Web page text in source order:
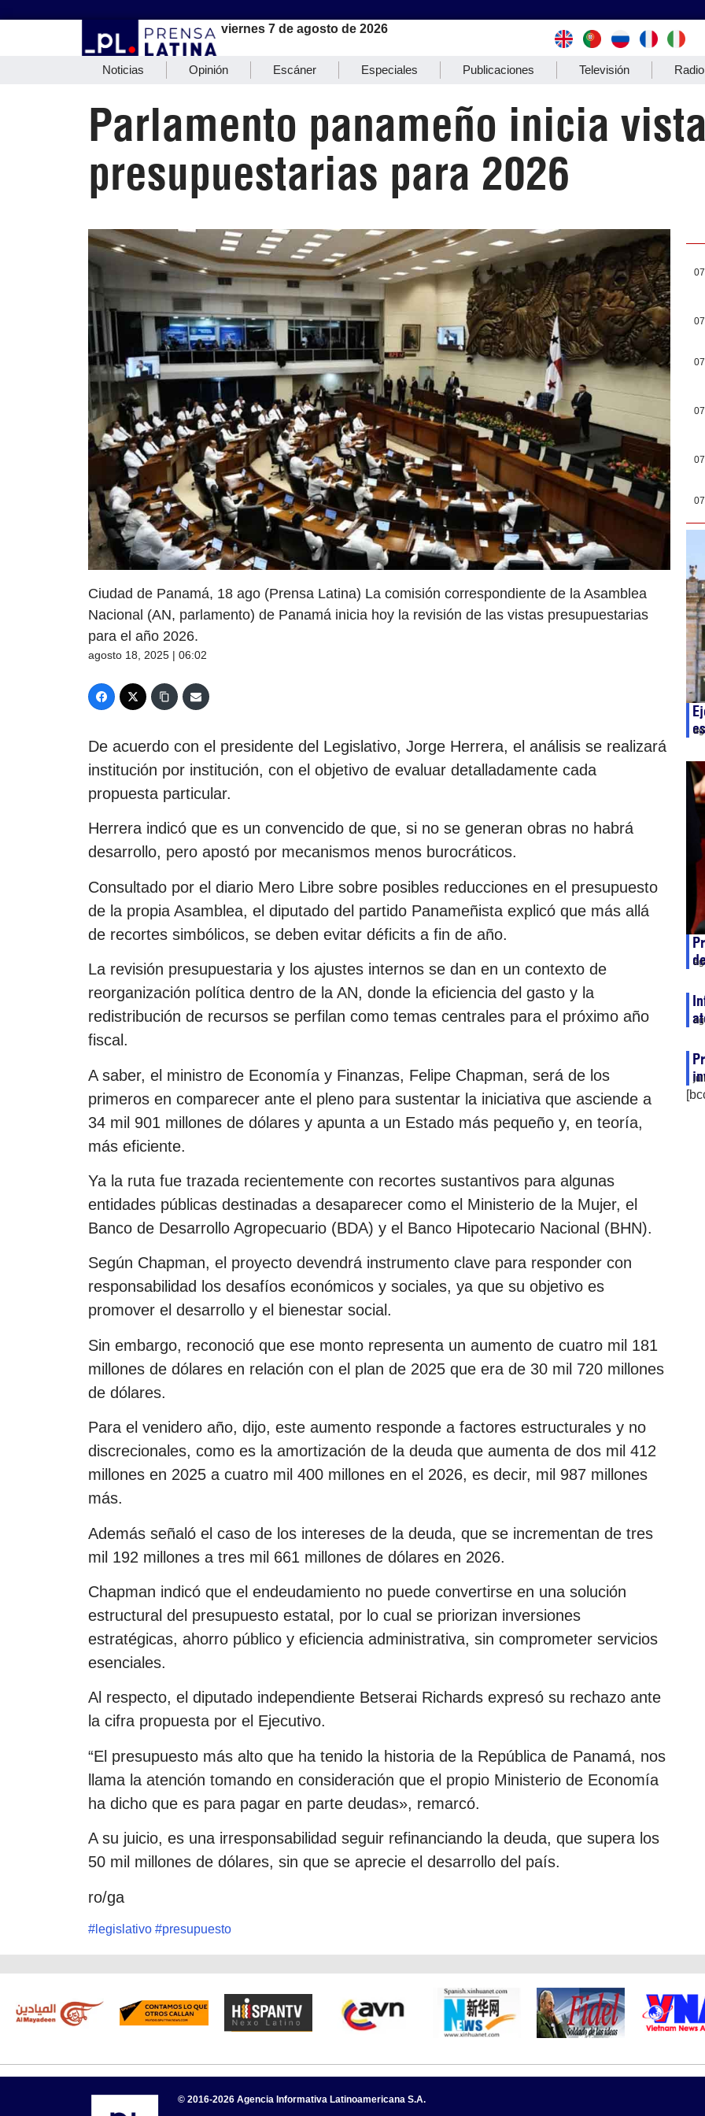
viernes 7 de agosto de 2026
Noticias Opinión Escáner Especiales Publicaciones Televisión Radio
Parlamento panameño inicia
presupuestarias para 2026
Ciudad de Panamá, 18 ago (Prensa Latina) La comisión correspondiente de la Asamblea
Nacional (AN, parlamento) de Panamá inicia hoy la revisión de las vistas presupuestarias
para el año 2026.
agosto 18, 2025 | 06:02
De acuerdo con el presidente del Legislativo, Jorge Herrera, el análisis se realizará
institución por institución, con el objetivo de evaluar detalladamente cada
propuesta particular.
Herrera indicó que es un convencido de que, si no se generan obras no habrá
desarrollo, pero apostó por mecanismos menos burocráticos.
Consultado por el diario Mero Libre sobre posibles reducciones en el presupuesto
de la propia Asamblea, el diputado del partido Panameñista explicó que más allá
de recortes simbólicos, se deben evitar déficits a fin de año.
La revisión presupuestaria y los ajustes internos se dan en un contexto de
reorganización política dentro de la AN, donde la eficiencia del gasto y la
redistribución de recursos se perfilan como temas centrales para el próximo año
fiscal.
A saber, el ministro de Economía y Finanzas, Felipe Chapman, será de los
primeros en comparecer ante el pleno para sustentar la iniciativa que asciende a
34 mil 901 millones de dólares y apunta a un Estado más pequeño y, en teoría,
más eficiente.
Ya la ruta fue trazada recientemente con recortes sustantivos para algunas
entidades públicas destinadas a desaparecer como el Ministerio de la Mujer, el
Banco de Desarrollo Agropecuario (BDA) y el Banco Hipotecario Nacional (BHN).
Según Chapman, el proyecto devendrá instrumento clave para responder con
responsabilidad los desafíos económicos y sociales, ya que su objetivo es
promover el desarrollo y el bienestar social.
Sin embargo, reconoció que ese monto representa un aumento de cuatro mil 181
millones de dólares en relación con el plan de 2025 que era de 30 mil 720 millones
de dólares.
Para el venidero año, dijo, este aumento responde a factores estructurales y no
discrecionales, como es la amortización de la deuda que aumenta de dos mil 412
millones en 2025 a cuatro mil 400 millones en el 2026, es decir, mil 987 millones
más.
Además señaló el caso de los intereses de la deuda, que se incrementan de tres
mil 192 millones a tres mil 661 millones de dólares en 2026.
Chapman indicó que el endeudamiento no puede convertirse en una solución
estructural del presupuesto estatal, por lo cual se priorizan inversiones
estratégicas, ahorro público y eficiencia administrativa, sin comprometer servicios
esenciales.
Al respecto, el diputado independiente Betserai Richards expresó su rechazo ante
la cifra propuesta por el Ejecutivo.
“El presupuesto más alto que ha tenido la historia de la República de Panamá, nos
llama la atención tomando en consideración que el propio Ministerio de Economía
ha dicho que es para pagar en parte deudas», remarcó.
A su juicio, es una irresponsabilidad seguir refinanciando la deuda, que supera los
50 mil millones de dólares, sin que se aprecie el desarrollo del país.
ro/ga
# legislativo #presupuesto
© 2016-2026 Agencia Informativa Latinoamericana S.A.